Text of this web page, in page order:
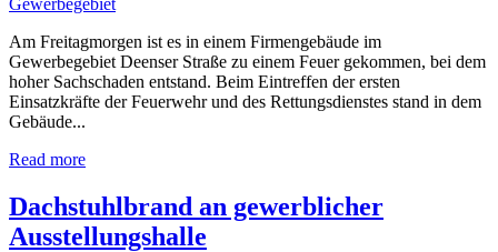
Am Freitagmorgen ist es in einem Firmengebäude im
Gewerbegebiet Deenser Straße zu einem Feuer gekommen, bei dem
hoher Sachschaden entstand. Beim Eintreffen der ersten
Einsatzkräfte der Feuerwehr und des Rettungsdienstes stand in dem
Gebäude...
Read more
Dachstuhlbrand an gewerblicher
Ausstellungshalle